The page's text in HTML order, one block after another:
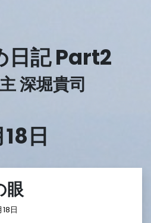
日記 Part2
深堀貴司
日
眼
日